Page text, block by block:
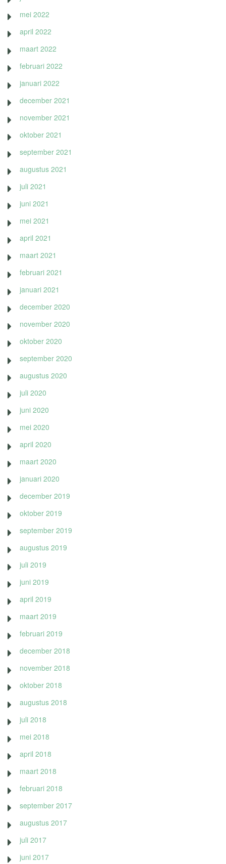
mei 2022
april 2022
maart 2022
februari 2022
januari 2022
december 2021
november 2021
oktober 2021
september 2021
augustus 2021
juli 2021
juni 2021
mei 2021
april 2021
maart 2021
februari 2021
januari 2021
december 2020
november 2020
oktober 2020
september 2020
augustus 2020
juli 2020
juni 2020
mei 2020
april 2020
maart 2020
januari 2020
december 2019
oktober 2019
september 2019
augustus 2019
juli 2019
juni 2019
april 2019
maart 2019
februari 2019
december 2018
november 2018
oktober 2018
augustus 2018
juli 2018
mei 2018
april 2018
maart 2018
februari 2018
september 2017
augustus 2017
juli 2017
juni 2017